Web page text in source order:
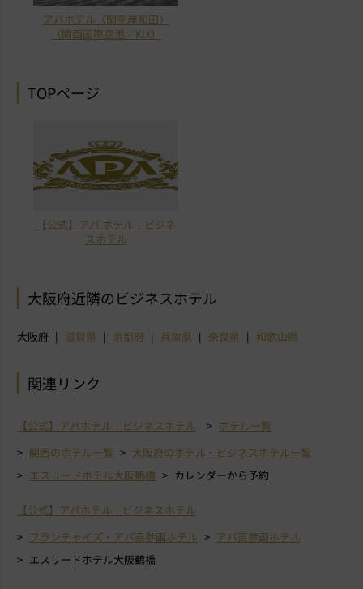
アパホテル〈関空岸和田〉
（関西国際空港／KIX）
TOPページ
【公式】アパ ホテル｜ビジネ
スホテル
大阪府近隣のビジネスホテル
大阪府 滋賀県 京都府 兵庫県 奈良県 和歌山県
関連リンク
【公式】アパホテル｜ビジネスホテル
ホテル一覧
関西のホテル一覧
大阪府のホテル・ビジネスホテル一覧
エスリードホテル大阪鶴橋
カレンダーから予約
【公式】アパホテル｜ビジネスホテル
フランチャイズ・アパ直参画ホテル
アパ直参画ホテル
エスリードホテル大阪鶴橋